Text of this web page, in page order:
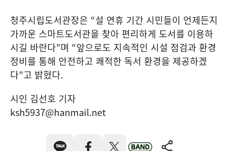
청주시립도서관장은 “설 연휴 기간 시민들이 언제든지
가까운 스마트도서관을 찾아 편리하게 도서를 이용하
시길 바란다”며 “앞으로도 지속적인 시설 점검과 환경
정비를 통해 안전하고 쾌적한 독서 환경을 제공하겠
다”고 밝혔다.
시인 김선호 기자
ksh5937@hanmail.net